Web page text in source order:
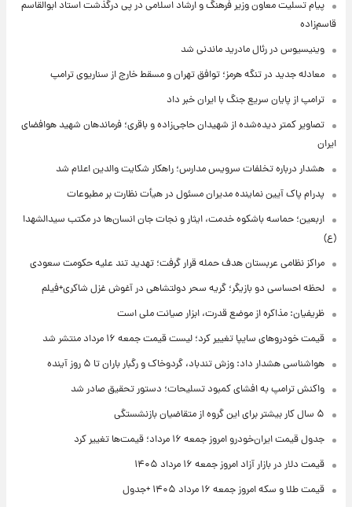
پیام تسلیت معاون وزیر فرهنگ و ارشاد اسلامی در پی درگذشت استاد ابوالقاسم
قاسم‌زاده
وینیسیوس در رئال مادرید ماندنی شد
معادله جدید در تنگه هرمز؛ توافق تهران و مسقط خارج از سناریوی ترامپ
ترامپ از پایان سریع جنگ با ایران خبر داد
تصاویر کمتر دیده‌شده از شهیدان حاجی‌زاده و باقری؛ فرماندهان شهید هوافضای
ایران
هشدار درباره تخلفات سرویس مدارس؛ راهکار شکایت والدین اعلام شد
پدرام پاک آیین نماینده مدیران مسئول در هیأت نظارت بر مطبوعات
اربعین؛ حماسه باشکوه خدمت، ایثار و نجات جان انسان‌ها در مکتب سیدالشهدا
(ع)
مراکز نظامی عربستان هدف حمله قرار گرفت؛ تهدید تند علیه حکومت سعودی
لحظه احساسی دو بازیگر؛ گریه سحر دولتشاهی در آغوش غزل شاکری+فیلم
ظریفیان: مذاکره از موضع قدرت، ابزار صیانت ملی است
قیمت خودروهای سایپا تغییر کرد؛ لیست قیمت جمعه ۱۶ مرداد منتشر شد
هواشناسی هشدار داد: وزش تندباد، گردوخاک و رگبار باران تا ۵ روز آینده
واکنش ترامپ به افشای کمبود تسلیحات؛ دستور تحقیق صادر شد
۵ سال کار بیشتر برای این گروه از متقاضیان بازنشستگی
جدول قیمت ایران‌خودرو امروز جمعه ۱۶ مرداد؛ قیمت‌ها تغییر کرد
قیمت دلار در بازار آزاد امروز جمعه ۱۶ مرداد ۱۴۰۵
قیمت طلا و سکه امروز جمعه ۱۶ مرداد ۱۴۰۵ +جدول